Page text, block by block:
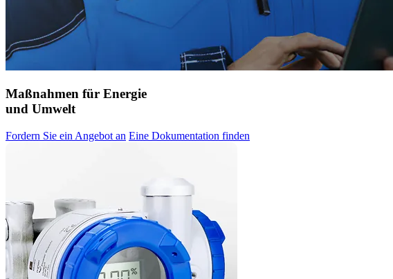
Maßnahmen für Energie
und Umwelt
Fordern Sie ein Angebot an Eine Dokumentation finden